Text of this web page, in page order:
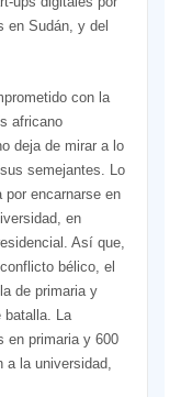
en Sudán, y del
con la
africano
deja de mirar a lo
semejantes. Lo
encarnarse en
en
Así que,
bélico, el
de primaria y
batalla. La
en primaria y 600
la universidad,